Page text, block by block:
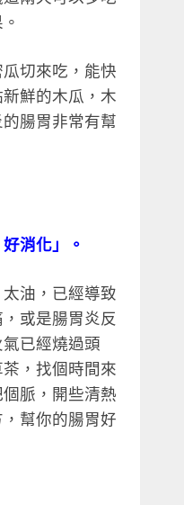
切來吃，能快
鮮的木瓜，木
腸胃非常有幫
消化」。
油，已經導致
或是腸胃炎反
已經燒過頭
，找個時間來
脈，開些清熱
幫你的腸胃好